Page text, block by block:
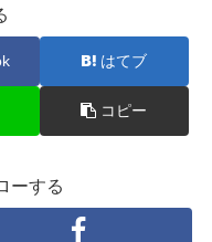
はてブ
コピー
ーする